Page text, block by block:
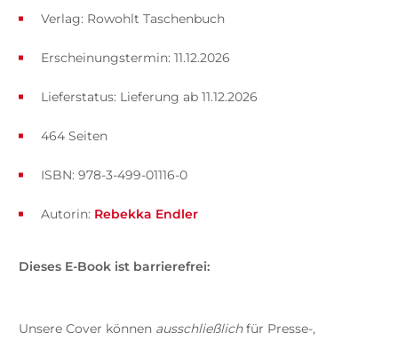
Verlag: Rowohlt Taschenbuch
Erscheinungstermin: 11.12.2026
Lieferstatus: Lieferung ab 11.12.2026
ISBN: 978-3-499-01116-0
464 Seiten
Autorin: Rebekka Endler
Dieses E-Book ist barrierefrei:
Unsere Cover können ausschließlichfür Presse-,